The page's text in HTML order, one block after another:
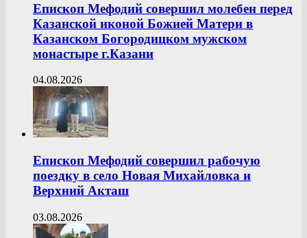
Епископ Мефодий совершил молебен перед
Казанской иконой Божией Матери в
Казанском Богородицком мужском
монастыре г.Казани
04.08.2026
Епископ Мефодий совершил рабочую
поездку в село Новая Михайловка и
Верхний Акташ
03.08.2026